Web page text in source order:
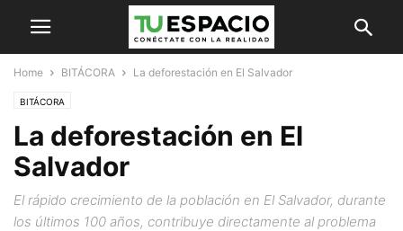
Home BITÁCORA La deforestación en El Salvador
BITÁCORA
La deforestación en El
Salvador
El rápido crecimiento de la población en El Salvador, durante
los últimos 100 años, contribuye directamente al problema